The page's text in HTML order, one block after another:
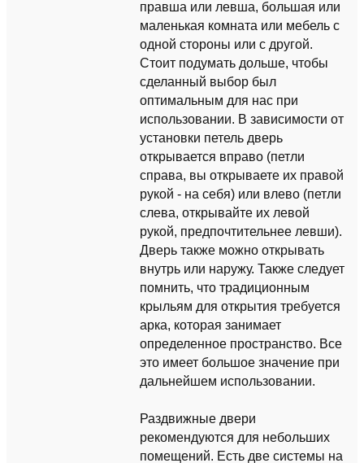
правша или левша, большая или
маленькая комната или мебель с
одной стороны или с другой.
Стоит подумать дольше, чтобы
сделанный выбор был
оптимальным для нас при
использовании. В зависимости от
установки петель дверь
открывается вправо (петли
справа, вы открываете их правой
рукой - на себя) или влево (петли
слева, открывайте их левой
рукой, предпочтительнее левши).
Дверь также можно открывать
внутрь или наружу. Также следует
помнить, что традиционным
крыльям для открытия требуется
арка, которая занимает
определенное пространство. Все
это имеет большое значение при
дальнейшем использовании.
Раздвижные двери
рекомендуются для небольших
помещений. Есть две системы на